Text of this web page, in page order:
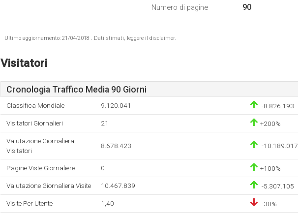
Numero di pagine 90
Ultimo aggiornamento: 21/04/2018 . Dati stimati, leggere il disclaimer.
Visitatori
Cronologia Traffico Media 90 Giorni
Classifica Mondiale 9.120.041 -8.826.193
Visitatori Giornalieri 21 +200%
Valutazione Giornaliera
Visitatori
8.678.423 -10.189.017
Pagine Viste Giornaliere 0 +100%
Valutazione Giornaliera Visite 10.467.839 -5.307.105
Visite Per Utente 1,40 -30%